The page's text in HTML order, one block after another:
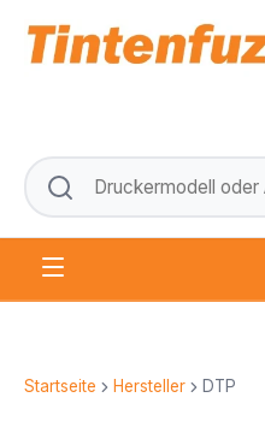
Startseite Hersteller DTP